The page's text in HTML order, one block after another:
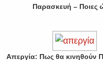
Παρασκευή – Ποιες
Απεργία: Πως θα κινηθούν